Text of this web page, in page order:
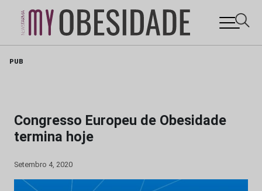
PUB
Congresso Europeu de Obesidade
termina hoje
Setembro 4, 2020